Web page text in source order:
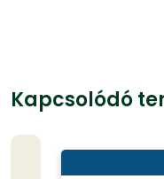
Kapcsolódó